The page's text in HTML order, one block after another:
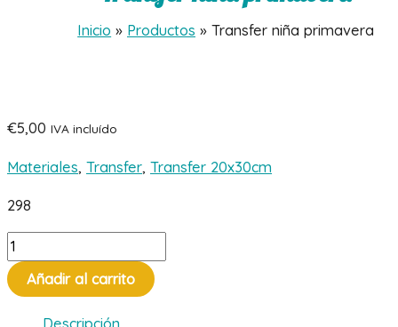
Inicio Productos Transfer niña primavera
€5,00 IVA incluído
Materiales, Transfer, Transfer 20x30cm
298
Transfer
niña
primavera
cantidad
Añadir al carrito
Descripción